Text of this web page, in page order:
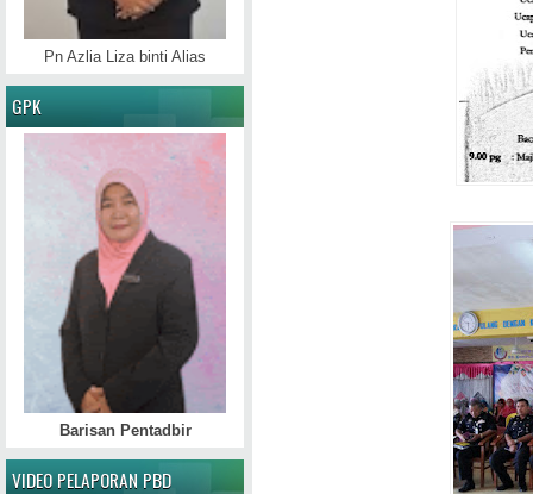
Pn Azlia Liza binti Alias
GPK
Barisan Pentadbir
VIDEO PELAPORAN PBD